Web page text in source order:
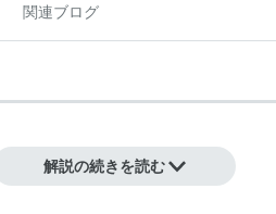
関連ブログ
解説の続きを読む